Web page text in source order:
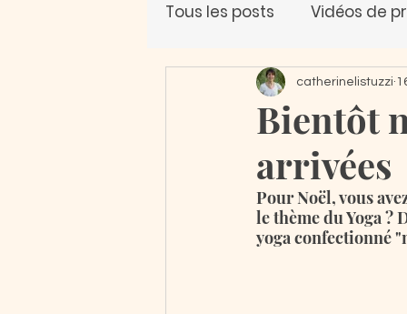
Tous les posts Vidéos de
Planning des cours
Bientôt
arrivées
catherinelistuzzi
Pour Noël, vous
le thème du Yoga ?
yoga confectionné